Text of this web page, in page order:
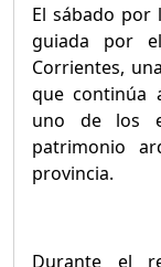
El sábado por
guiada por
Corrientes,
que continúa
uno de los
patrimonio
provincia.
Durante el